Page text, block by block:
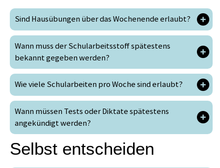
Sind Hausübungen über das Wochenende erlaubt?
Wann muss der Schularbeitsstoff spätestens
bekannt gegeben werden?
Wie viele Schularbeiten pro Woche sind erlaubt?
Wann müssen Tests oder Diktate spätestens
angekündigt werden?
Selbst entscheiden